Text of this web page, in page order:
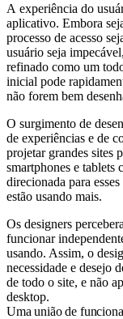
A experiência do
aplicativo. Embora
processo de acesso
usuário seja
refinado como um
inicial pode
não forem bem
O surgimento de
de experiências e de
projetar grandes sites
smartphones e tablets
direcionada para
estão usando mais.
Os designers
funcionar
usando. Assim, o
necessidade e desejo
de todo o site, e não
desktop.
Uma união de